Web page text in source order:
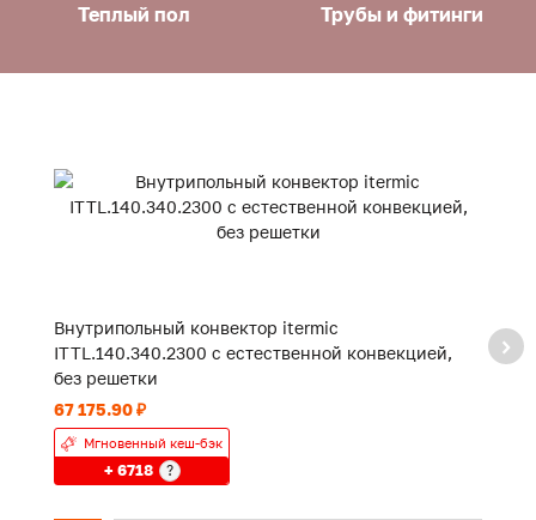
Теплый пол Трубы и фитинги
Внутрипольный конвектор itermic
ITTL.140.340.2300 с естественной конвекцией,
без решетки
67 175.90 ₽
Мгновенный кеш-бэк
+ 6718 ?